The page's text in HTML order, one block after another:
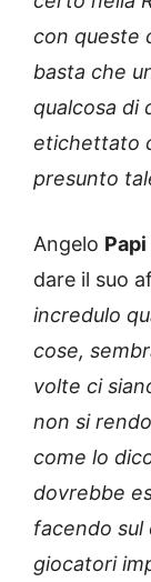
con queste
basta che
qualcosa di
etichettato
presunto
Angelo Papi
dare il suo
incredulo
cose,
volte ci
non si
come lo
dovrebbe
facendo sul
giocatori